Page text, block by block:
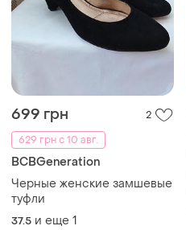
699 грн
2
629 грн с 10 авг.
BCBGeneration
Черные женские замшевые
туфли
37.5 и еще 1